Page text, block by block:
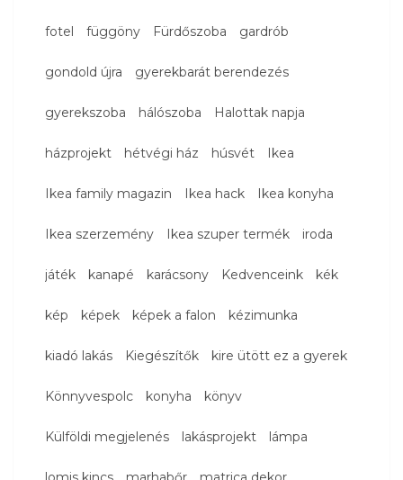
fotel függöny Fürdőszoba gardrób
gondold újra gyerekbarát berendezés
gyerekszoba hálószoba Halottak napja
házprojekt hétvégi ház húsvét Ikea
Ikea family magazin Ikea hack Ikea konyha
Ikea szerzemény Ikea szuper termék iroda
játék kanapé karácsony Kedvenceink kék
kép képek képek a falon kézimunka
kiadó lakás Kiegészítők kire ütött ez a gyerek
Könnyvespolc konyha könyv
Külföldi megjelenés lakásprojekt lámpa